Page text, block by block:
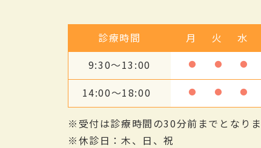
診療時間 月 火 水
9:30～13:00
● ● ●
14:00～18:00 ● ● ●
※受付は診療時間の30分前までとなりま
※休診日：木、日、祝